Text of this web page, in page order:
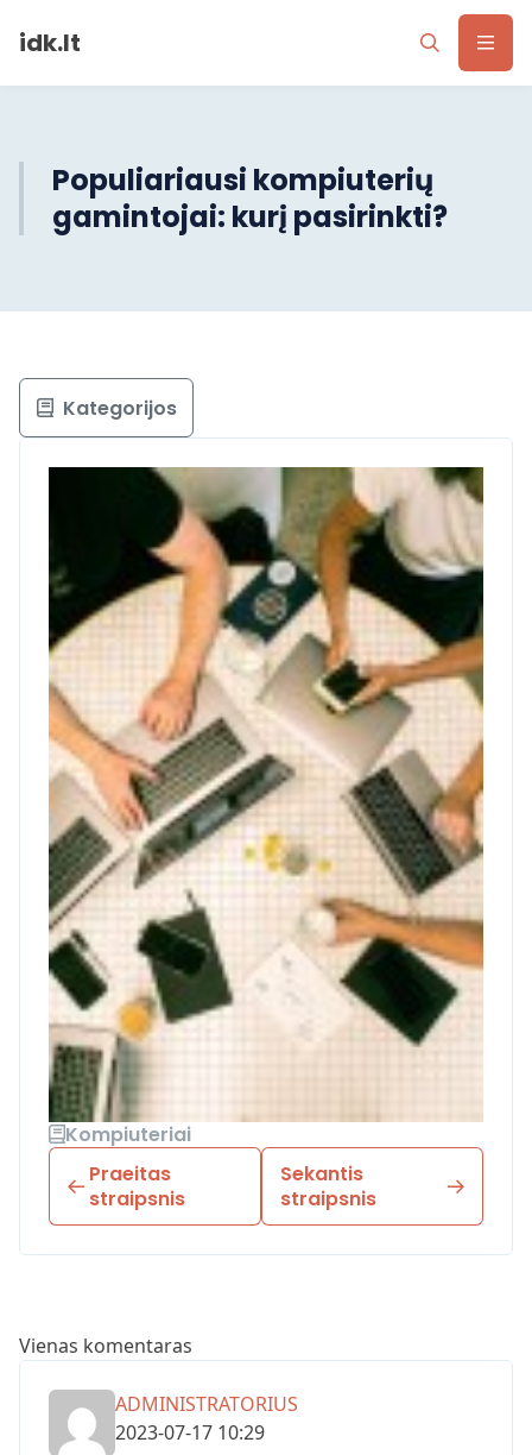
idk.lt
Populiariausi kompiuterių
gamintojai: kurį pasirinkti?
Kompiuteriai
Praeitas
straipsnis
Sekantis
straipsnis
Vienas komentaras
ADMINISTRATORIUS
2023-07-17 10:29
Kategorijos